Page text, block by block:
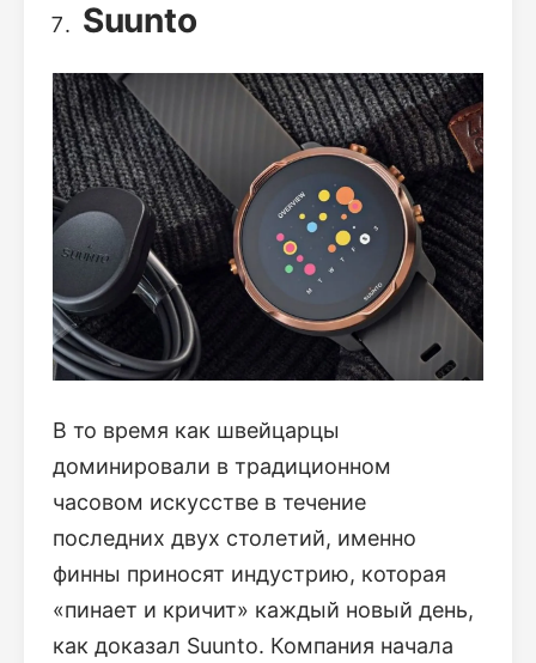
Suunto
В то время как швейцарцы
доминировали в традиционном
часовом искусстве в течение
последних двух столетий, именно
финны приносят индустрию, которая
«пинает и кричит» каждый новый день,
как доказал Suunto. Компания начала